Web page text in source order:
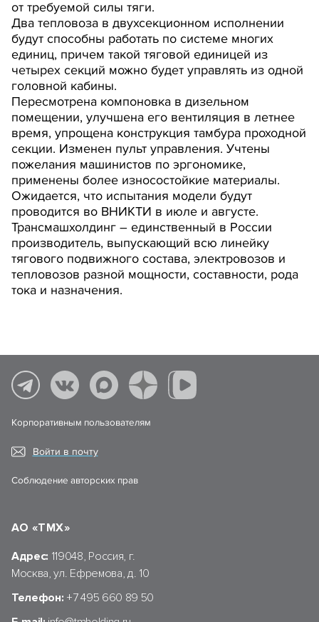
от требуемой силы тяги.
Два тепловоза в двухсекционном исполнении
будут способны работать по системе многих
единиц, причем такой тяговой единицей из
четырех секций можно будет управлять из одной
головной кабины.
Пересмотрена компоновка в дизельном
помещении, улучшена его вентиляция в летнее
время, упрощена конструкция тамбура проходной
секции. Изменен пульт управления. Учтены
пожелания машинистов по эргономике,
применены более износостойкие материалы.
Ожидается, что испытания модели будут
проводится во ВНИКТИ в июле и августе.
Трансмашхолдинг – единственный в России
производитель, выпускающий всю линейку
тягового подвижного состава, электровозов и
тепловозов разной мощности, составности, рода
тока и назначения.
Корпоративным пользователям
Войти в почту
Соблюдение авторских прав
АО «ТМХ»
Адрес: 119048, Россия, г.
Москва, ул. Ефремова, д. 10
Телефон: +7 495 660 89 50